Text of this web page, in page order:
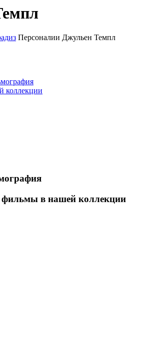
Персоналии Джульен Темпл
коллекции
в нашей коллекции